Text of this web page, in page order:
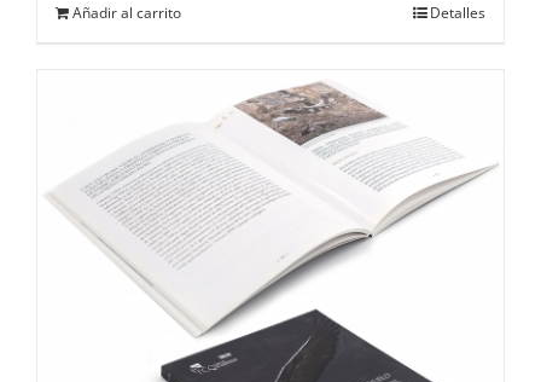
Añadir al carrito Detalles